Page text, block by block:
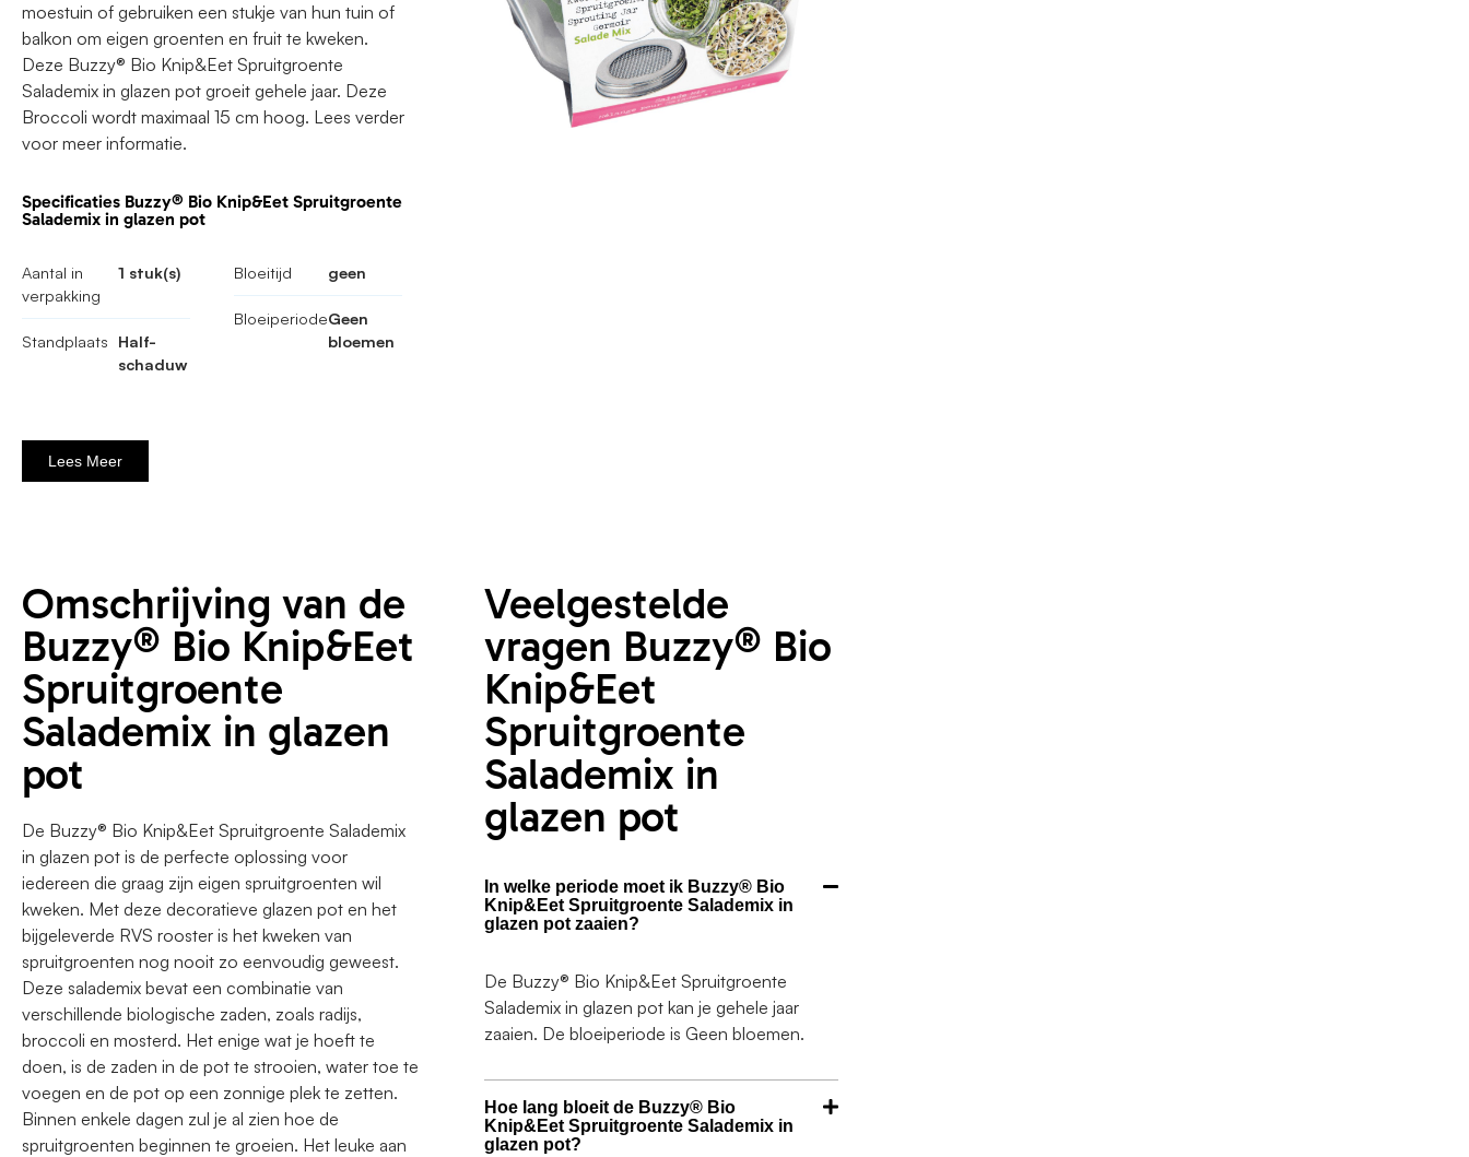
moestuin of gebruiken een stukje van hun tuin of
balkon om eigen groenten en fruit te kweken.
Deze Buzzy® Bio Knip&Eet Spruitgroente
Salademix in glazen pot groeit gehele jaar. Deze
Broccoli wordt maximaal 15 cm hoog. Lees verder
voor meer informatie.
Specificaties Buzzy® Bio Knip&Eet Spruitgroente
Salademix in glazen pot
Aantal in
verpakking
1 stuk(s)
Standplaats
Half-
schaduw
Bloeitijd geen
BloeiperiodeGeen
bloemen
Lees Meer
Omschrijving van de
Buzzy® Bio Knip&Eet
Spruitgroente
Salademix in glazen
pot
De Buzzy® Bio Knip&Eet Spruitgroente Salademix
in glazen pot is de perfecte oplossing voor
iedereen die graag zijn eigen spruitgroenten wil
kweken. Met deze decoratieve glazen pot en het
bijgeleverde RVS rooster is het kweken van
spruitgroenten nog nooit zo eenvoudig geweest.
Deze salademix bevat een combinatie van
verschillende biologische zaden, zoals radijs,
broccoli en mosterd. Het enige wat je hoeft te
doen, is de zaden in de pot te strooien, water toe te
voegen en de pot op een zonnige plek te zetten.
Binnen enkele dagen zul je al zien hoe de
spruitgroenten beginnen te groeien. Het leuke aan
Veelgestelde
vragen Buzzy® Bio
Knip&Eet
Spruitgroente
Salademix in
glazen pot
In welke periode moet ik Buzzy® Bio
Knip&Eet Spruitgroente Salademix in
glazen pot zaaien?
De Buzzy® Bio Knip&Eet Spruitgroente
Salademix in glazen pot kan je gehele jaar
zaaien. De bloeiperiode is Geen bloemen.
Hoe lang bloeit de Buzzy® Bio
Knip&Eet Spruitgroente Salademix in
glazen pot?